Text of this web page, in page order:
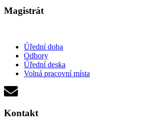
Magistrát
Úřední doba
Odbory
Úřední deska
Volná pracovní místa
Kontakt